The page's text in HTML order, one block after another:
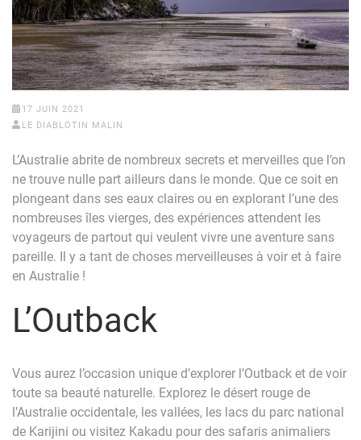
17 JUIN 2021
LE DIABLOTIN MALIN
L’Australie abrite de nombreux secrets et merveilles que l’on
ne trouve nulle part ailleurs dans le monde. Que ce soit en
plongeant dans ses eaux claires ou en explorant l’une des
nombreuses îles vierges, des expériences attendent les
voyageurs de partout qui veulent vivre une aventure sans
pareille. Il y a tant de choses merveilleuses à voir et à faire
en Australie !
L’Outback
Vous aurez l’occasion unique d’explorer l’Outback et de voir
toute sa beauté naturelle. Explorez le désert rouge de
l’Australie occidentale, les vallées, les lacs du parc national
de Karijini ou visitez Kakadu pour des safaris animaliers